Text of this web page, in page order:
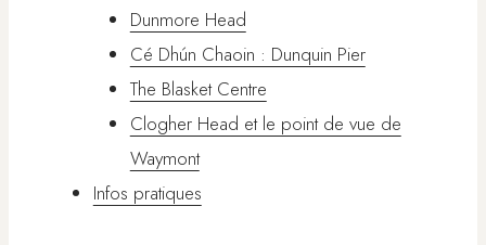
Dunmore Head
Cé Dhún Chaoin : Dunquin Pier
The Blasket Centre
Clogher Head et le point de vue de
Waymont
Infos pratiques